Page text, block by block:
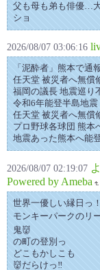
父も母も弟も俳優…
ショ
2026/08/07 03:06:16
「泥酔者」熊本で通
任天堂 被災者へ無償
福岡の議長 地震巡り
令和6年能登半島地震
任天堂 被災者へ無償
プロ野球各球団 熊本
地震あった熊本へ能
2026/08/07 02:19:07
Powered by Ameba
世界一優しい縁日っ！
モンキーパークのリ
鬼👹
の町の登別っ
どこもかしこも
👹だらけっ‼️